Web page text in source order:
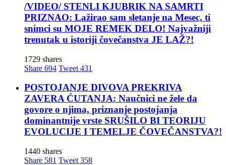
/VIDEO/ STENLI KJUBRIK NA SAMRTI
PRIZNAO: Lažirao sam sletanje na Mesec, ti
snimci su MOJE REMEK DELO! Najvažniji
trenutak u istoriji čovečanstva JE LAŽ?!
1729 shares
Share 694 Tweet 431
POSTOJANJE DIVOVA PREKRIVA
ZAVERA ĆUTANJA: Naučnici ne žele da
govore o njima, priznanje postojanja
dominantnije vrste SRUŠILO BI TEORIJU
EVOLUCIJE I TEMELJE ČOVEČANSTVA?!
1440 shares
Share 581 Tweet 358